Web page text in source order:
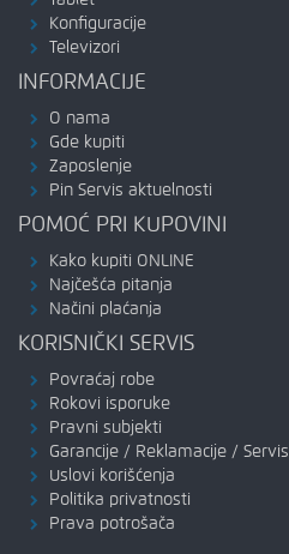
Konfiguracije
Televizori
INFORMACIJE
O nama
Gde kupiti
Zaposlenje
Pin Servis aktuelnosti
POMOĆ PRI KUPOVINI
Kako kupiti ONLINE
Najčešća pitanja
Načini plaćanja
KORISNIČKI SERVIS
Povraćaj robe
Rokovi isporuke
Pravni subjekti
Garancije / Reklamacije / Servis
Uslovi korišćenja
Politika privatnosti
Prava potrošača